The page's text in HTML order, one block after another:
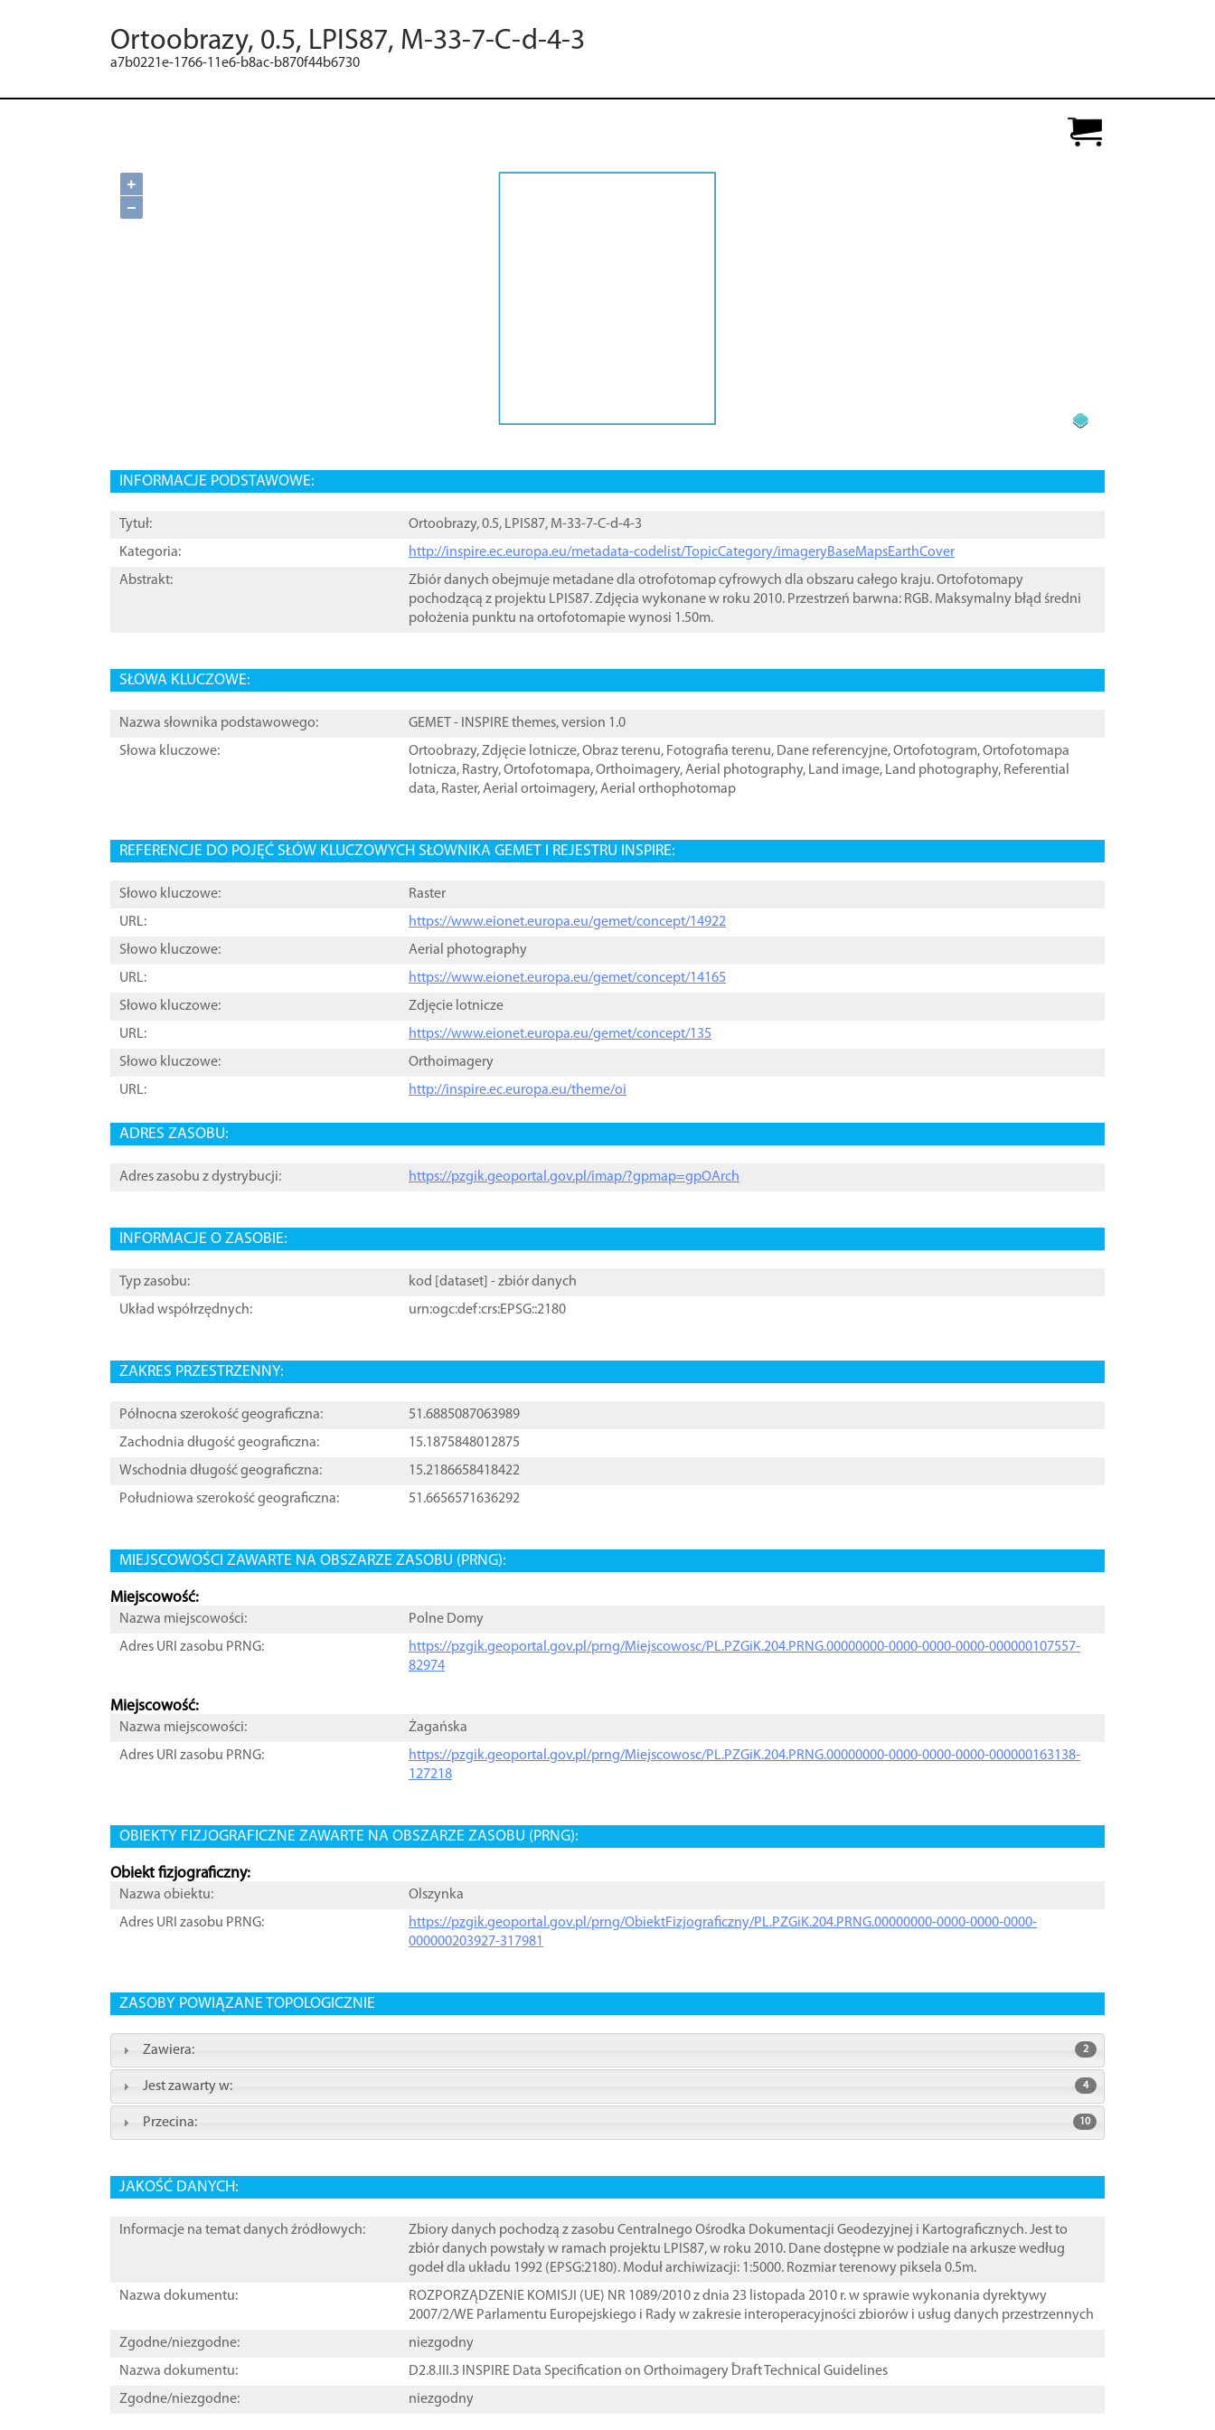
Ortoobrazy, 0.5, LPIS87, M-33-7-C-d-4-3
a7b0221e-1766-11e6-b8ac-b870f44b6730
+
−
INFORMACJE PODSTAWOWE:
Tytuł:
Ortoobrazy, 0.5, LPIS87, M-33-7-C-d-4-3
Kategoria:
http://inspire.ec.europa.eu/metadata-codelist/TopicCategory/imageryBaseMapsEarthCover
Abstrakt:
Zbiór danych obejmuje metadane dla otrofotomap cyfrowych dla obszaru całego kraju. Ortofotomapy
pochodzącą z projektu LPIS87. Zdjęcia wykonane w roku 2010. Przestrzeń barwna: RGB. Maksymalny błąd średni
położenia punktu na ortofotomapie wynosi 1.50m.
SŁOWA KLUCZOWE:
Nazwa słownika podstawowego:
GEMET - INSPIRE themes, version 1.0
Słowa kluczowe:
Ortoobrazy,Zdjęcie lotnicze,Obraz terenu, Fotografia terenu, Dane referencyjne,Ortofotogram,Ortofotomapa
lotnicza, Rastry,Ortofotomapa,Orthoimagery,Aerial photography, Land image, Land photography, Referential
data, Raster,Aerial ortoimagery,Aerial orthophotomap
REFERENCJE DO POJĘĆ SŁÓW KLUCZOWYCH SŁOWNIKA GEMET I REJESTRU INSPIRE:
Słowo kluczowe:
Raster
URL:
https://www.eionet.europa.eu/gemet/concept/14922
Słowo kluczowe:
Aerial photography
URL:
https://www.eionet.europa.eu/gemet/concept/14165
Słowo kluczowe:
Zdjęcie lotnicze
URL:
https://www.eionet.europa.eu/gemet/concept/135
Słowo kluczowe:
Orthoimagery
URL:
http://inspire.ec.europa.eu/theme/oi
ADRES ZASOBU:
Adres zasobu z dystrybucji: https://pzgik.geoportal.gov.pl/imap/?gpmap=gpOArch
INFORMACJE O ZASOBIE:
Typ zasobu: kod [ dataset ] - zbiór danych
Układ współrzędnych:
urn:ogc:def:crs:EPSG::2180
ZAKRES PRZESTRZENNY:
Północna szerokość geograficzna:
51.6885087063989
Zachodnia długość geograficzna:
15.1875848012875
Wschodnia długość geograficzna:
15.2186658418422
Południowa szerokość geograficzna:
51.6656571636292
MIEJSCOWOŚCI ZAWARTE NA OBSZARZE ZASOBU (PRNG):
Miejscowość:
Nazwa miejscowości:
Polne Domy
Adres URI zasobu PRNG:
https://pzgik.geoportal.gov.pl/prng/Miejscowosc/PL.PZGiK.204.PRNG.00000000-0000-0000-0000-000000107557-
82974
Miejscowość:
Nazwa miejscowości:
Żagańska
Adres URI zasobu PRNG:
https://pzgik.geoportal.gov.pl/prng/Miejscowosc/PL.PZGiK.204.PRNG.00000000-0000-0000-0000-000000163138-
127218
OBIEKTY FIZJOGRAFICZNE ZAWARTE NA OBSZARZE ZASOBU (PRNG):
Obiekt fizjograficzny:
Nazwa obiektu:
Olszynka
Adres URI zasobu PRNG:
https://pzgik.geoportal.gov.pl/prng/ObiektFizjograficzny/PL.PZGiK.204.PRNG.00000000-0000-0000-0000-
000000203927-317981
ZASOBY POWIĄZANE TOPOLOGICZNIE
Zawiera: 2
Jest zawarty w: 4
Przecina: 10
JAKOŚĆ DANYCH:
Informacje na temat danych źródłowych:
Zbiory danych pochodzą z zasobu Centralnego Ośrodka Dokumentacji Geodezyjnej i Kartograficznych. Jest to
zbiór danych powstały w ramach projektu LPIS87, w roku 2010. Dane dostępne w podziale na arkusze według
godeł dla układu 1992 (EPSG:2180). Moduł archiwizacji: 1:5000. Rozmiar terenowy piksela 0.5m.
Nazwa dokumentu:
ROZPORZĄDZENIE KOMISJI (UE) NR 1089/2010 z dnia 23 listopada 2010 r. w sprawie wykonania dyrektywy
2007/2/WE Parlamentu Europejskiego i Rady w zakresie interoperacyjności zbiorów i usług danych przestrzennych
Zgodne/niezgodne:
niezgodny
Nazwa dokumentu:
D2.8.III.3 INSPIRE Data Specification on Orthoimagery ֠Draft Technical Guidelines
Zgodne/niezgodne:
niezgodny